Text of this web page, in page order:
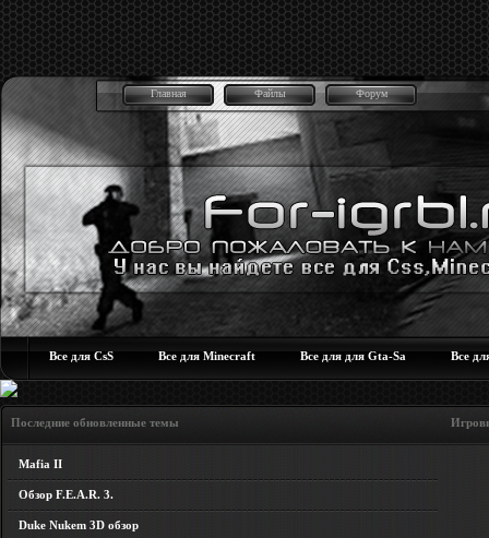
Главная Файлы Форум
Все для CsS Все для Minecraft Все для для Gta-Sa Все
Последние обновленные темы Игровые
Mafia II
Обзор F.E.A.R. 3.
Duke Nukem 3D обзор